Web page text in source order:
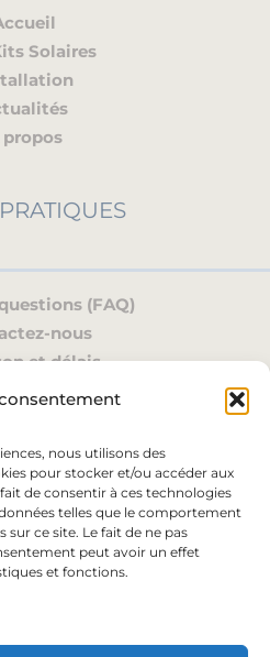
nous utilisons des
pour stocker et/ou accéder aux
de consentir à ces technologies
telles que le comportement
ce site. Le fait de ne pas
peut avoir un effet
et fonctions.
Solaires
propos
(FAQ)
nous
et délais
compte
Synergrid C10/26
Plug-and-Play